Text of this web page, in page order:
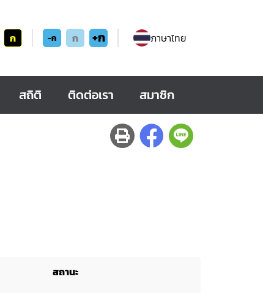
ก -ก ก +ก ภาษาไทย
สถิติ ติดต่อเรา สมาชิก
สถานะ